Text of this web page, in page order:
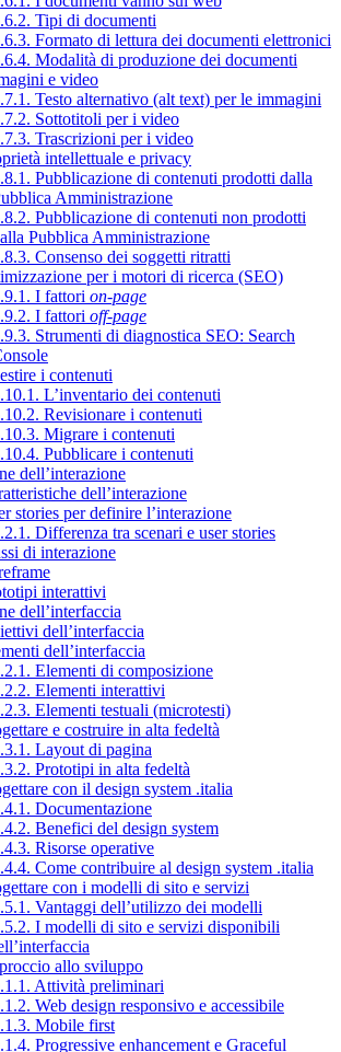
Tipi di documenti
Formato di lettura dei documenti elettronici
Modalità di produzione dei documenti
e video
Testo alternativo (alt text) per le immagini
Sottotitoli per i video
Trascrizioni per i video
intellettuale e privacy
Pubblicazione di contenuti prodotti dalla
Amministrazione
Pubblicazione di contenuti non prodotti
Pubblica Amministrazione
Consenso dei soggetti ritratti
per i motori di ricerca (SEO)
I fattori on-page
I fattori off-page
Strumenti di diagnostica SEO: Search
i contenuti
L’inventario dei contenuti
Revisionare i contenuti
Migrare i contenuti
Pubblicare i contenuti
dell’interazione
dell’interazione
stories per definire l’interazione
Differenza tra scenari e user stories
di interazione
interattivi
dell’interfaccia
dell’interfaccia
dell’interfaccia
Elementi di composizione
Elementi interattivi
Elementi testuali (microtesti)
e costruire in alta fedeltà
Layout di pagina
Prototipi in alta fedeltà
con il design system .italia
Documentazione
Benefici del design system
Risorse operative
Come contribuire al design system .italia
con i modelli di sito e servizi
Vantaggi dell’utilizzo dei modelli
I modelli di sito e servizi disponibili
allo sviluppo
Attività preliminari
Web design responsivo e accessibile
Mobile first
Progressive enhancement e Graceful